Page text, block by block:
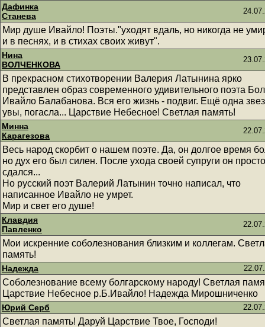
Дафинка
Станева
Мир душе Ивайло! Поэты."уходят вдаль, но никогда не
и в песнях, и в стихах своих живут".
Нина
ВОЛЧЕНКОВА
В прекрасном стихотворении Валерия Латынина ярко
представлен образ современного удивительного поэта
Ивайло Балабанова. Вся его жизнь - подвиг. Ещё одна
увы, погасла... Царствие Небесное! Светлая память!
Минна
Карагезова
Весь народ скорбит о нашем поэте. Да, он долгое время
но дух его был силен. После ухода своей супруги он просто
сдался...
Но русский поэт Валерий Латынин точно написал, что
написанное Ивайло не умрет.
Мир и свет его душе!
Клавдия
Павленко
Мои искренние соболезнования близким и коллегам.
память!
Надежда
Соболезнование всему болгарскому народу! Светлая
Царствие Небесное р.Б.Ивайло! Надежда Мирошниченко
Юрий Серб
Светлая память! Даруй Царствие Твое, Господи!